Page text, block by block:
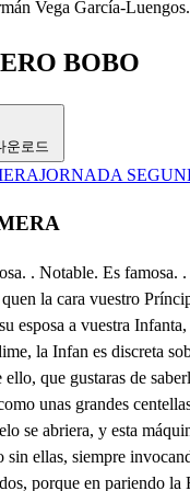
Vega García-
BOBO
운로드
JORNADA
rayos el cielo como unas grandes centellas, salió de límite el mar, estremeciose la tierra. Los aires desenfrenados llevaron casas enteras, echaron piedras los montes, las nuves granizo, y piedras. Y en efecto no faltó sino que el cielo se abriera, y esta máquina del mundo quedara rota y deshecha. La Reina que estaba entonces con el dolor casi muerta. sin valor para mostrarle, y sin fuerzas para hacerlas: Acudió a pedir remedio a la que pario sin ellas, siempre invocando a la virgen con pregarías, y promesas. Con un milagro patente mostró sus entranas tiernas, salió al mundo nuestra Infanta como un Sol, hermosa, y bella. Quedaron absortos todos, porque en pariendo la Reina amaneció al mismo instante; y como si nunca hubiera toruellinos, truenos, rayos, confusión, asombro, y penas, salió el sol alegre, y claro. Grande maravilla. . Inmensa. Pusiéronle nombre Aurora, viendo que fue mensajera de la venida del Sol, y desterró las tinieblas. Su padre maravillado de maravillas tan nuevas, mando juntar muchos sabios en la Judiciaria ciencia: Codicioso de saber en que Signo, o en que Planeta nace al mundo la que al mundo con causa admirado deja. Díjole entre todos uno de más